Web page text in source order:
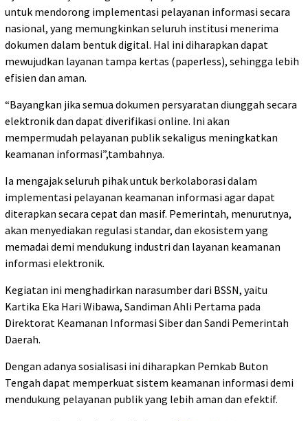
untuk mendorong implementasi pelayanan informasi secara
nasional, yang memungkinkan seluruh institusi menerima
dokumen dalam bentuk digital. Hal ini diharapkan dapat
mewujudkan layanan tampa kertas (paperless), sehingga lebih
efisien dan aman.
“Bayangkan jika semua dokumen persyaratan diunggah secara
elektronik dan dapat diverifikasi online. Ini akan
mempermudah pelayanan publik sekaligus meningkatkan
keamanan informasi”,tambahnya.
Ia mengajak seluruh pihak untuk berkolaborasi dalam
implementasi pelayanan keamanan informasi agar dapat
diterapkan secara cepat dan masif. Pemerintah, menurutnya,
akan menyediakan regulasi standar, dan ekosistem yang
memadai demi mendukung industri dan layanan keamanan
informasi elektronik.
Kegiatan ini menghadirkan narasumber dari BSSN, yaitu
Kartika Eka Hari Wibawa, Sandiman Ahli Pertama pada
Direktorat Keamanan Informasi Siber dan Sandi Pemerintah
Daerah.
Dengan adanya sosialisasi ini diharapkan Pemkab Buton
Tengah dapat memperkuat sistem keamanan informasi demi
mendukung pelayanan publik yang lebih aman dan efektif.